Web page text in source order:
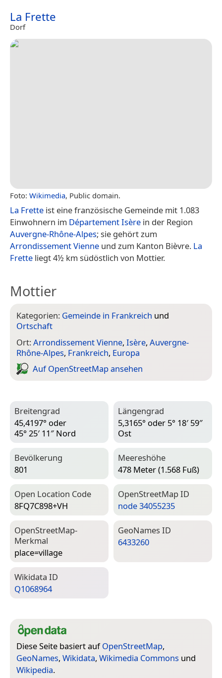
La Frette
Dorf
Foto: Wikimedia, Public domain.
La Frette ist eine französische Gemeinde mit 1.083
Einwohnern im Département Isère in der Region
Auvergne-Rhône-Alpes; sie gehört zum
Arrondissement Vienne und zum Kanton Bièvre. La
Frette liegt 4½ km südöstlich von Mottier.
Mottier
Kategorien: Gemeinde in Frankreich und
Ortschaft
Ort:Arrondissement Vienne, Isère, Auvergne-
Rhône-Alpes, Frankreich, Europa
Auf Open­Street­Map ansehen
Breitengrad
45,4197° oder
45° 25′ 11″ Nord
Längengrad
5,3165° oder 5° 18′ 59″
Ost
Bevölkerung
801
Meereshöhe
478 Meter (1.568 Fuß)
Open Location Code
8FQ7C898+VH
Open­Street­Map ID
node 34055235
Open­Street­Map-
Merkmal
place=­village
Geo­Names ID
6433260
Wiki­data ID
Q1068964
Diese Seite basiert aufOpenStreetMap,
GeoNames, Wikidata, Wikimedia Commons und
Wikipedia.